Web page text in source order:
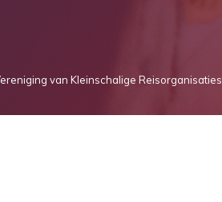
van Kleinschalige Reisorganisaties